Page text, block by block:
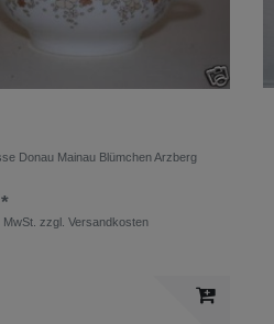
Donau Mainau Blümchen Arzberg
zzgl.Versandkosten